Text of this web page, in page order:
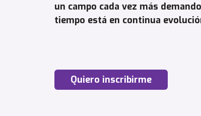
un campo cada vez más
tiempo está en continua
Quiero inscribirme